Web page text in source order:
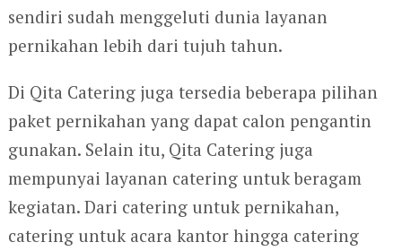
sendiri sudah menggeluti dunia layanan
pernikahan lebih dari tujuh tahun.
Di Qita Catering juga tersedia beberapa pilihan
paket pernikahan yang dapat calon pengantin
gunakan. Selain itu, Qita Catering juga
mempunyai layanan catering untuk beragam
kegiatan. Dari catering untuk pernikahan,
catering untuk acara kantor hingga catering